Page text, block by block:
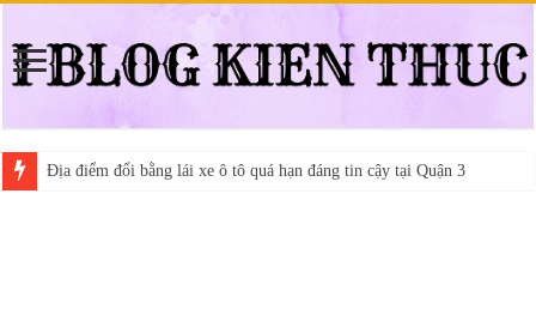
Địa điểm đổi bằng lái xe ô tô quá hạn đáng tin cậy tại Quận 3